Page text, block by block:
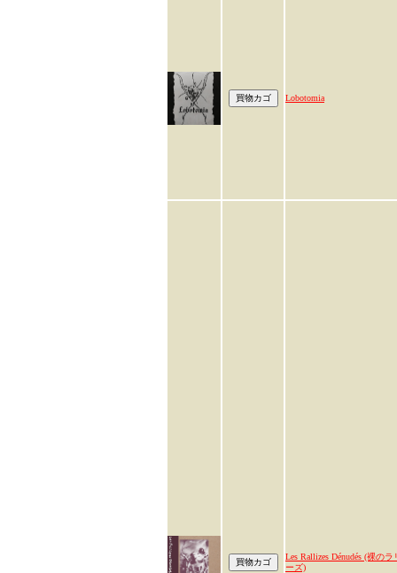
Lobotomia
Les Rallizes Dénudés (裸のラ
ーズ)